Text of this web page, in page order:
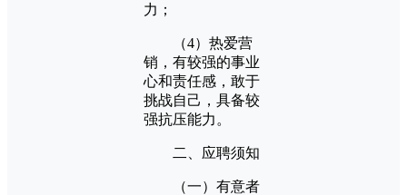
力；
（4）热爱营
销，有较强的事业
心和责任感，敢于
挑战自己，具备较
强抗压能力。
二、应聘须知
（一）有意者